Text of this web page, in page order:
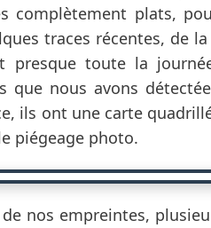
complètement plats,
traces récentes, de
presque toute la
que nous avons
ils ont une carte
piégeage photo.
nos empreintes,